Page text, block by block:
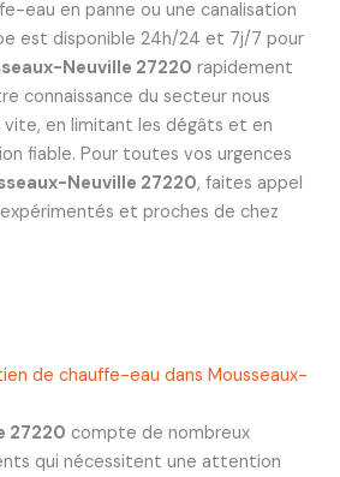
eau en panne ou une canalisation
est disponible 24h/24 et 7j/7 pour
Neuville 27220 rapidement
connaissance du secteur nous
vite, en limitant les dégâts et en
fiable. Pour toutes vos urgences
Neuville 27220, faites appel
et proches de chez
de chauffe-eau dans Mousseaux-
27220 compte de nombreux
qui nécessitent une attention